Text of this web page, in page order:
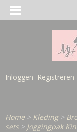
Inloggen Registreren
Home > Kleding>
sets > Joggingpak